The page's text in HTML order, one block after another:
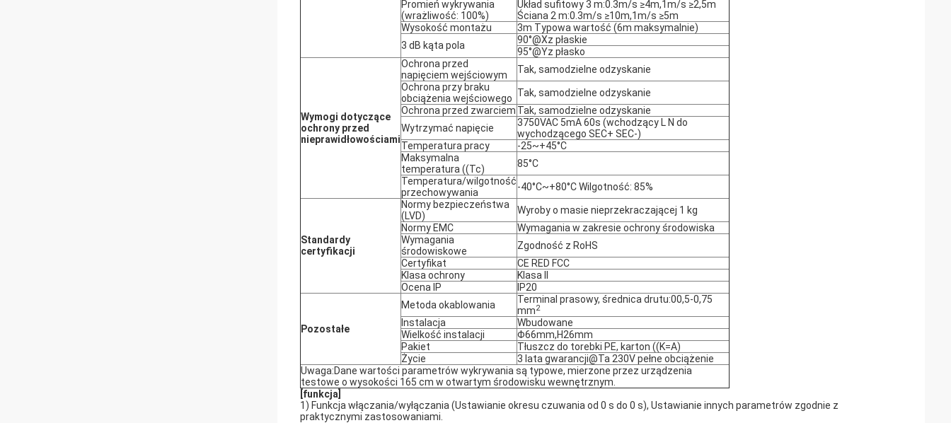
Promień wykrywania
(wrażliwość: 100%)
Układ sufitowy 3 m:0.3m/s ≥4m,1m/s ≥2,5m
Ściana 2 m:0.3m/s ≥10m,1m/s ≥5m
Wysokość montażu
3m Typowa wartość (6m maksymalnie)
3 dB kąta pola
90°@Xz płaskie
95°@Yz płasko
Wymogi dotyczące
ochrony przed
nieprawidłowościami
Ochrona przed
napięciem wejściowym
Tak, samodzielne odzyskanie
Ochrona przy braku
obciążenia wejściowego Tak, samodzielne odzyskanie
Ochrona przed zwarciem Tak, samodzielne odzyskanie
Wytrzymać napięcie
3750VAC 5mA 60s (wchodzący L N do
wychodzącego SEC+ SEC-)
Temperatura pracy
-25~+45°C
Maksymalna
temperatura ((Tc)
85°C
Temperatura/wilgotność
przechowywania
-40°C~+80°C Wilgotność: 85%
Standardy
certyfikacji
Normy bezpieczeństwa
(LVD)
Wyroby o masie nieprzekraczającej 1 kg
Normy EMC
Wymagania w zakresie ochrony środowiska
Wymagania
środowiskowe
Zgodność z RoHS
Certyfikat
CE RED FCC
Klasa ochrony
Klasa II
Ocena IP
IP20
Pozostałe
Metoda okablowania
Terminal prasowy, średnica drutu:00,5-0,75
mm2
Instalacja
Wbudowane
Wielkość instalacji
Φ66mm,H26mm
Pakiet
Tłuszcz do torebki PE, karton ((K=A)
Życie
3 lata gwarancji@Ta 230V pełne obciążenie
Uwaga:Dane wartości parametrów wykrywania są typowe, mierzone przez urządzenia
testowe o wysokości 165 cm w otwartym środowisku wewnętrznym.
[funkcja]
1) Funkcja włączania/wyłączania (Ustawianie okresu czuwania od 0 s do 0 s), Ustawianie innych parametrów zgodnie z
praktycznymi zastosowaniami.